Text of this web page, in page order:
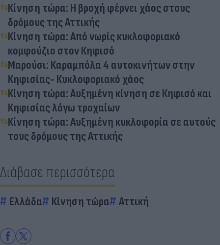
Κίνηση τώρα: Η βροχή φέρνει χάος στους
δρόμους της Αττικής
Κίνηση τώρα: Από νωρίς κυκλοφοριακό
κομφούζιο στον Κηφισό
Μαρούσι: Καραμπόλα 4 αυτοκινήτων στην
Κηφισίας- Κυκλοφοριακό χάος
Κίνηση τώρα: Αυξημένη κίνηση σε Κηφισό και
Κηφισίας λόγω τροχαίων
Κίνηση τώρα: Αυξημένη κυκλοφορία σε αυτούς
τους δρόμους της Αττικής
Διάβασε περισσότερα
Ελλάδα Κίνηση τώρα Αττική